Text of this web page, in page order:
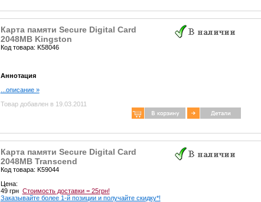
Карта памяти Secure Digital Card
2048MB Kingston
Код товара: K58046
Аннотация
...описание »
Товар добавлен в 19.03.2011
Карта памяти Secure Digital Card
2048MB Transcend
Код товара: K59044
Цена:
49 грн Стоимость доставки = 25грн!
Заказывайте более 1-й позиции и получайте скидку*!